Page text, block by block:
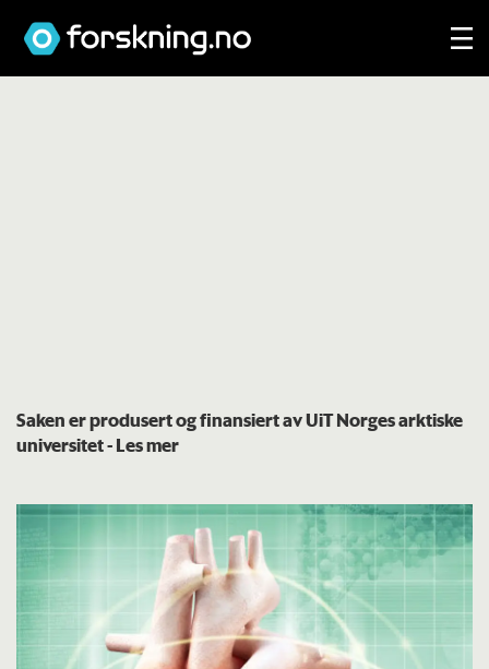
Saken er produsert og finansiert av UiT Norges arktiske
universitet- Les mer